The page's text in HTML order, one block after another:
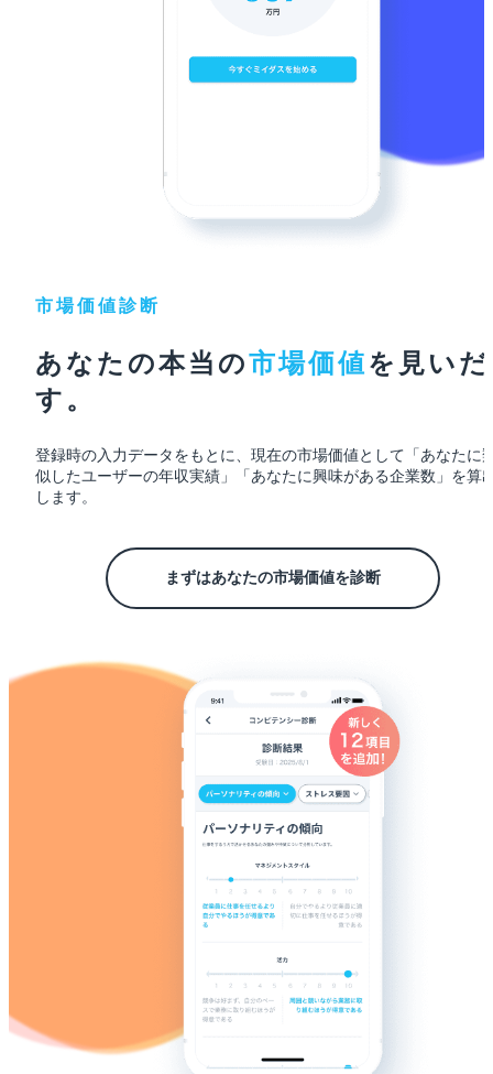
市場価値診断
あなたの本当の市場価値を 見いだ
す。
登録時の入力データをもとに、現在の市場価値として「あなたに
似したユーザーの年収実績」「あなたに興味がある企業数」を算
します。
まずはあなたの市場価値を診断